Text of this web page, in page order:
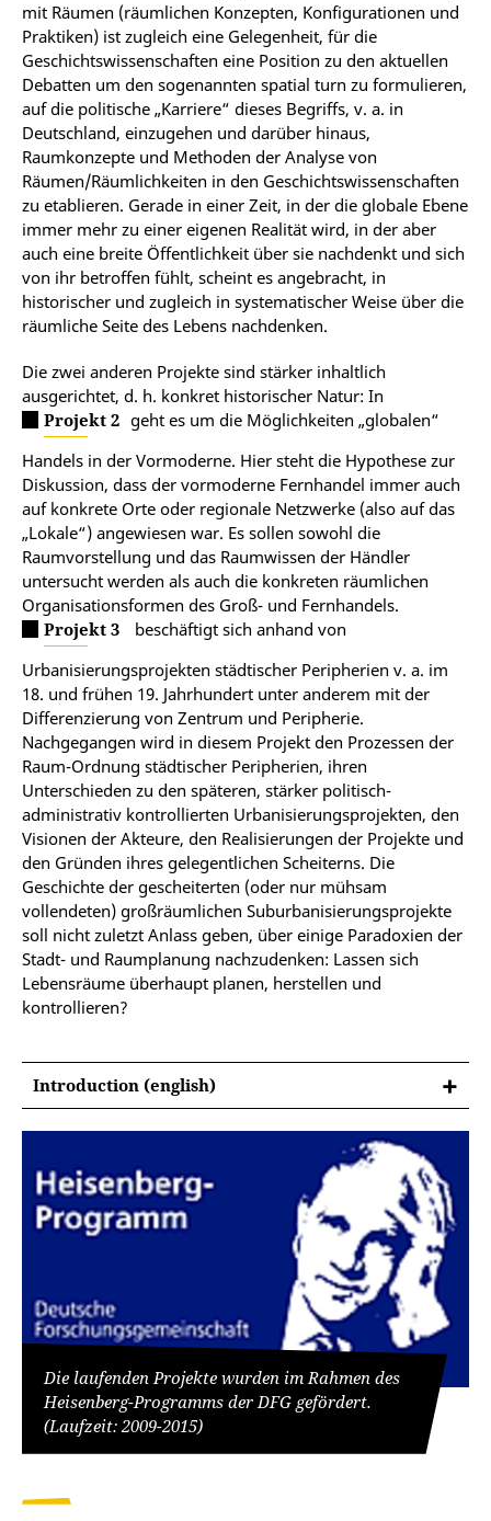
mit Räumen (räumlichen Konzepten, Konfigurationen und
Praktiken) ist zugleich eine Gelegenheit, für die
Geschichtswissenschaften eine Position zu den aktuellen
Debatten um den sogenannten spatial turn zu formulieren,
auf die politische „Karriere“ dieses Begriffs, v. a. in
Deutschland, einzugehen und darüber hinaus,
Raumkonzepte und Methoden der Analyse von
Räumen/Räumlichkeiten in den Geschichtswissenschaften
zu etablieren. Gerade in einer Zeit, in der die globale Ebene
immer mehr zu einer eigenen Realität wird, in der aber
auch eine breite Öffentlichkeit über sie nachdenkt und sich
von ihr betroffen fühlt, scheint es angebracht, in
historischer und zugleich in systematischer Weise über die
räumliche Seite des Lebens nachdenken.
Die zwei anderen Projekte sind stärker inhaltlich
ausgerichtet, d. h. konkret historischer Natur: In
Projekt 2 geht es um die Möglichkeiten „globalen“
Handels in der Vormoderne. Hier steht die Hypothese zur
Diskussion, dass der vormoderne Fernhandel immer auch
auf konkrete Orte oder regionale Netzwerke (also auf das
„Lokale“) angewiesen war. Es sollen sowohl die
Raumvorstellung und das Raumwissen der Händler
untersucht werden als auch die konkreten räumlichen
Organisationsformen des Groß- und Fernhandels.
Projekt 3
beschäftigt sich anhand von
Urbanisierungsprojekten städtischer Peripherien v. a. im
18. und frühen 19. Jahrhundert unter anderem mit der
Differenzierung von Zentrum und Peripherie.
Nachgegangen wird in diesem Projekt den Prozessen der
Raum-Ordnung städtischer Peripherien, ihren
Unterschieden zu den späteren, stärker politisch-
administrativ kontrollierten Urbanisierungsprojekten, den
Visionen der Akteure, den Realisierungen der Projekte und
den Gründen ihres gelegentlichen Scheiterns. Die
Geschichte der gescheiterten (oder nur mühsam
vollendeten) großräumlichen Suburbanisierungsprojekte
soll nicht zuletzt Anlass geben, über einige Paradoxien der
Stadt- und Raumplanung nachzudenken: Lassen sich
Lebensräume überhaupt planen, herstellen und
kontrollieren?
Introduction (english)
Die laufenden Projekte wurden im Rahmen des
Heisenberg-Programms der DFG gefördert.
(Laufzeit: 2009-2015)